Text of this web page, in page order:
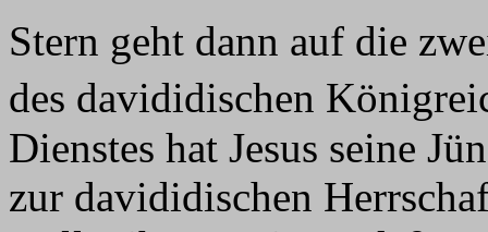
Stern geht dann auf die
des davididischen
Dienstes hat Jesus seine
zur davididischen